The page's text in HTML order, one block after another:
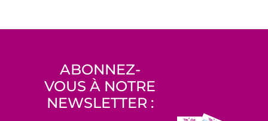
ABONNEZ-
VOUS À NOTRE
NEWSLETTER :